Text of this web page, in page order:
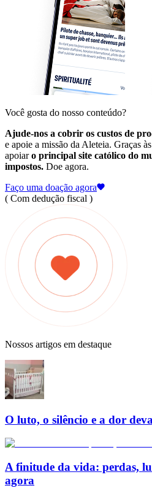
Você gosta do nosso conteúdo?
Ajude-nos a cobrir os custos de
e apoie a missão da Aleteia. Graças
apoiaro principal site católico do
impostos. Doe agora.
Faço uma doação agora
( Com dedução fiscal )
Nossos artigos em destaque
O luto, o silêncio e a dor
A finitude da vida: perdas,
agora